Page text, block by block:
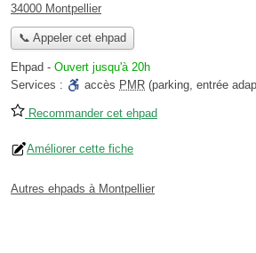
34000 Montpellier
📞 Appeler cet ehpad
Ehpad - Ouvert jusqu'à 20h
Services :
accès PMR (parking, entrée
Recommander cet ehpad
Améliorer cette fiche
Autres ehpads à Montpellier